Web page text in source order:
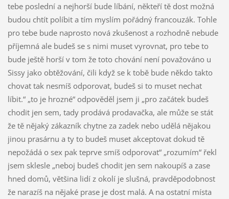
tebe poslední a nejhorší bude líbání, někteří tě dost možná
budou chtít políbit a tím myslím pořádný francouzák. Tohle
pro tebe bude naprosto nová zkušenost a rozhodně nebude
příjemná ale budeš se s nimi muset vyrovnat, pro tebe to
bude ještě horší v tom že toto chování není považováno u
Sissy jako obtěžování, čili když se k tobě bude někdo takto
chovat tak nesmíš odporovat, budeš si to muset nechat
líbit.“ „to je hrozné“ odpověděl jsem ji „pro začátek budeš
chodit jen sem, tady prodává prodavačka, ale může se stát
že tě nějaký zákazník chytne za zadek nebo udělá nějakou
jinou prasárnu a ty to budeš muset akceptovat dokud tě
nepožádá o sex pak teprve smíš odporovat“ „rozumím“ řekl
jsem sklesle „neboj budeš chodit jen sem nakoupíš a zase
hned domů, většina lidí z okolí je slušná, pravděpodobnost
že narazíš na nějaké prase je dost malá. A na ostatní místa